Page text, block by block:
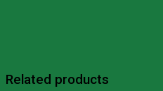
Related products